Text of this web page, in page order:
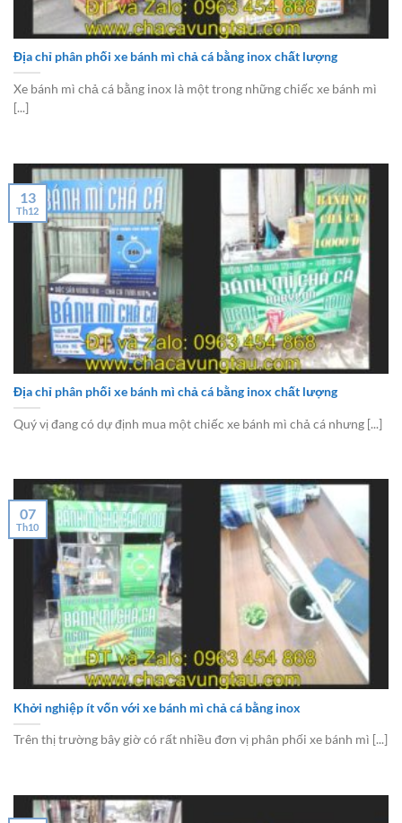
Địa chỉ phân phối xe bánh mì chả cá bằng inox chất lượng
Xe bánh mì chả cá bằng inox là một trong những chiếc xe bánh mì
[...]
Địa chỉ phân phối xe bánh mì chả cá bằng inox chất lượng
Quý vị đang có dự định mua một chiếc xe bánh mì chả cá nhưng [...]
13
Th12
Khởi nghiệp ít vốn với xe bánh mì chả cá bằng inox
Trên thị trường bây giờ có rất nhiều đơn vị phân phối xe bánh mì [...]
07
Th10